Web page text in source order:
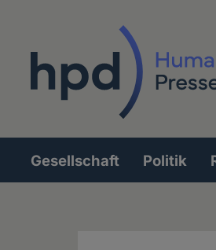
Hauptnavigation
Gesellschaft Politik